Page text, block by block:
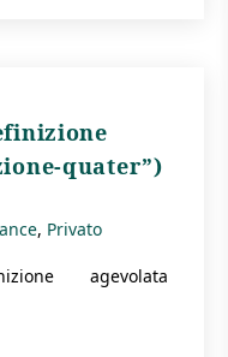
quater”)
Privato
agevolata